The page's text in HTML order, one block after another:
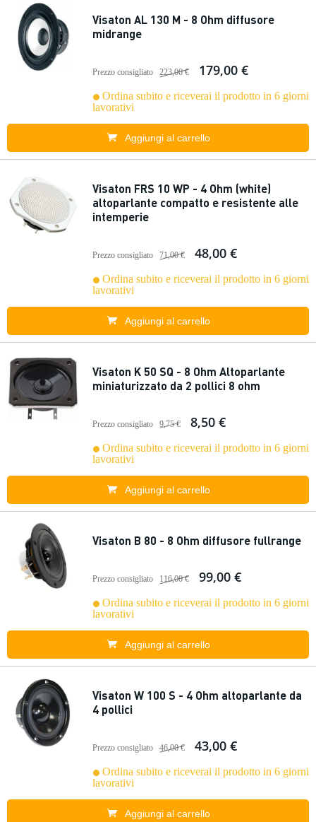
Visaton AL 130 M - 8 Ohm diffusore
midrange
Prezzo consigliato 223,00 € 179,00 €
Ordina subito e riceverai il prodotto in 6 giorni
lavorativi
Aggiungi al carrello
Visaton FRS 10 WP - 4 Ohm (white)
altoparlante compatto e resistente alle
intemperie
Prezzo consigliato 71,00 € 48,00 €
Ordina subito e riceverai il prodotto in 6 giorni
lavorativi
Aggiungi al carrello
Visaton K 50 SQ - 8 Ohm Altoparlante
miniaturizzato da 2 pollici 8 ohm
Prezzo consigliato 9,75 € 8,50 €
Ordina subito e riceverai il prodotto in 6 giorni
lavorativi
Aggiungi al carrello
Visaton B 80 - 8 Ohm diffusore fullrange
Prezzo consigliato 116,00 € 99,00 €
Ordina subito e riceverai il prodotto in 6 giorni
lavorativi
Aggiungi al carrello
Visaton W 100 S - 4 Ohm altoparlante da
4 pollici
Prezzo consigliato 46,00 € 43,00 €
Ordina subito e riceverai il prodotto in 6 giorni
lavorativi
Aggiungi al carrello